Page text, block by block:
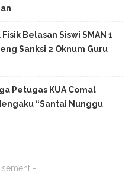
Belasan Siswi SMAN 1
Sanksi 2 Oknum Guru
Petugas KUA Comal
“Santai Nunggu
-